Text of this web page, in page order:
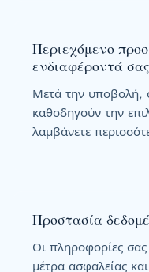
Περιεχόμενο
ενδιαφέροντά σας
Μετά την υποβολή,
καθοδηγούν την
λαμβάνετε
Προστασία
Οι πληροφορίες
μέτρα ασφαλείας